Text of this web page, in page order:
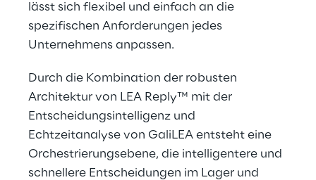
lässt sich flexibel und einfach an die
spezifischen Anforderungen jedes
Unternehmens anpassen.
Durch die Kombination der robusten
Architektur von LEA Reply™ mit der
Entscheidungsintelligenz und
Echtzeitanalyse von GaliLEA entsteht eine
Orchestrierungsebene, die intelligentere und
schnellere Entscheidungen im Lager und